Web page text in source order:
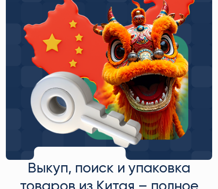
Выкуп, поиск и упаковка